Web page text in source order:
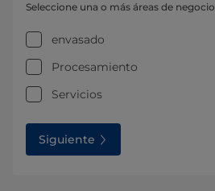
Seleccione una o más áreas de negocio
envasado
Procesamiento
Servicios
Siguiente